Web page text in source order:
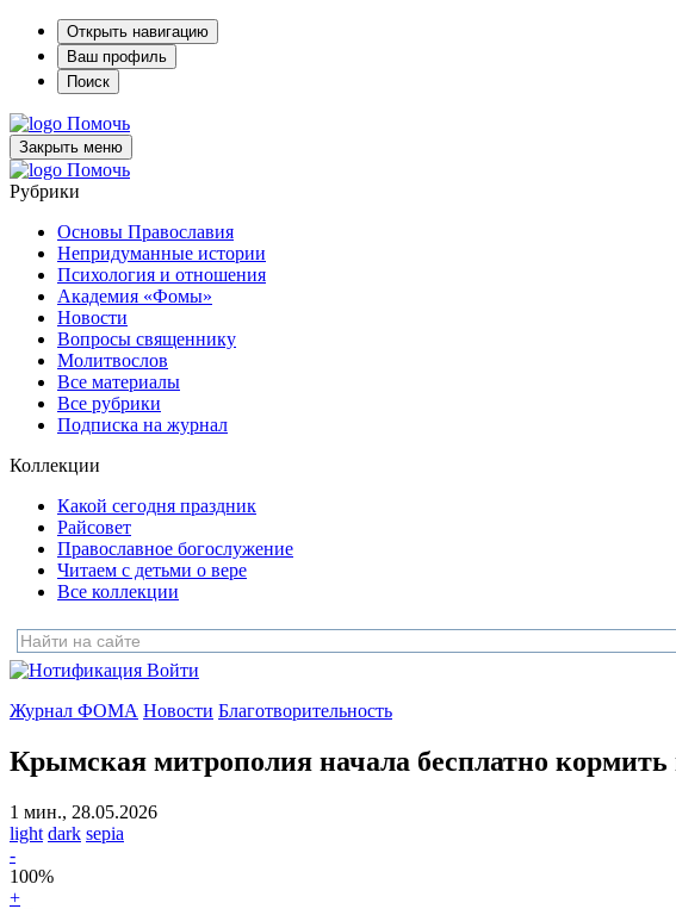
Открыть навигацию
Ваш профиль
Поиск
Помочь
Закрыть меню
Помочь
Рубрики
Основы Православия
Непридуманные истории
Психология и отношения
Академия «Фомы»
Новости
Вопросы священнику
Молитвослов
Все материалы
Все рубрики
Подписка на журнал
Коллекции
Какой сегодня праздник
Райсовет
Православное богослужение
Читаем с детьми о вере
Все коллекции
Войти
Журнал ФОМА Новости Благотворительность
Крымская митрополия начала бесплатно
1 мин., 28.05.2026
light dark sepia
-
100%
+